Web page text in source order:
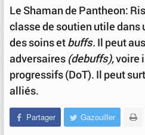
Le Shaman de Pantheon:
classe de soutien utile dans
des soins etbuffs. Il peut
adversaires (debuffs),voire
progressifs (DoT). Il peut
alliés.
Partager Gazouiller